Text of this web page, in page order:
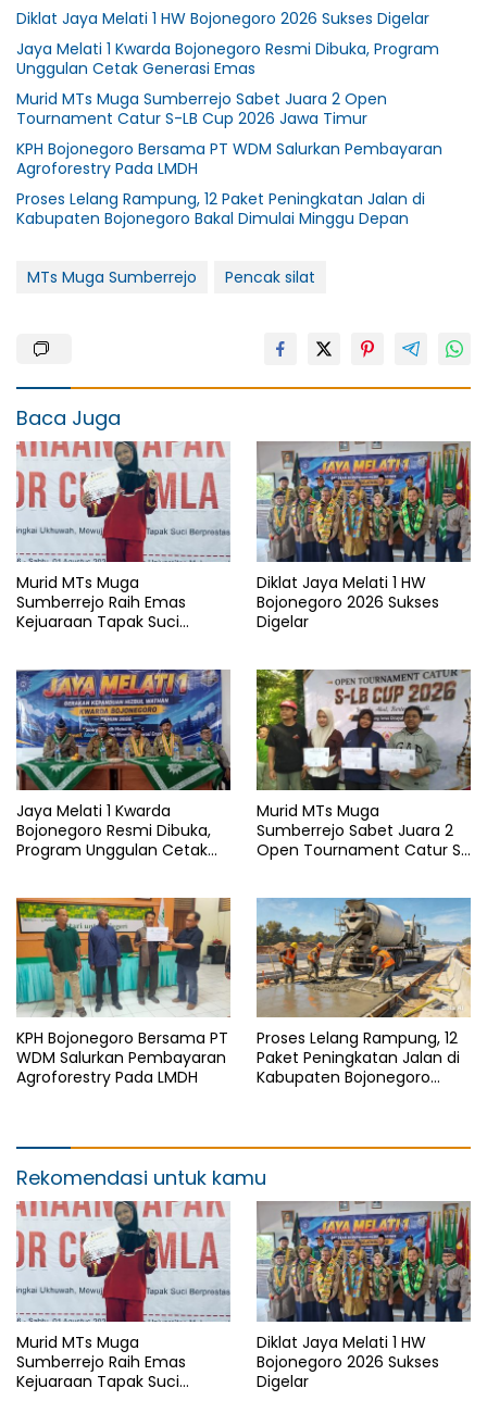
Diklat Jaya Melati 1 HW Bojonegoro 2026 Sukses Digelar
Jaya Melati 1 Kwarda Bojonegoro Resmi Dibuka, Program
Unggulan Cetak Generasi Emas
Murid MTs Muga Sumberrejo Sabet Juara 2 Open
Tournament Catur S-LB Cup 2026 Jawa Timur
KPH Bojonegoro Bersama PT WDM Salurkan Pembayaran
Agroforestry Pada LMDH
Proses Lelang Rampung, 12 Paket Peningkatan Jalan di
Kabupaten Bojonegoro Bakal Dimulai Minggu Depan
MTs Muga Sumberrejo Pencak silat
Baca Juga
Murid MTs Muga
Sumberrejo Raih Emas
Kejuaraan Tapak Suci
Diklat Jaya Melati 1 HW
Bojonegoro 2026 Sukses
Digelar
Jaya Melati 1 Kwarda
Bojonegoro Resmi Dibuka,
Program Unggulan Cetak
Murid MTs Muga
Sumberrejo Sabet Juara 2
Open Tournament Catur S-
KPH Bojonegoro Bersama PT
WDM Salurkan Pembayaran
Agroforestry Pada LMDH
Proses Lelang Rampung, 12
Paket Peningkatan Jalan di
Kabupaten Bojonegoro
Rekomendasi untuk kamu
Murid MTs Muga
Sumberrejo Raih Emas
Kejuaraan Tapak Suci
Diklat Jaya Melati 1 HW
Bojonegoro 2026 Sukses
Digelar